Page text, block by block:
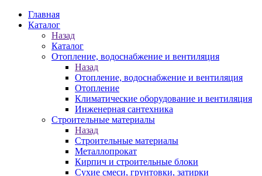
Главная
Каталог
Назад
Каталог
Отопление, водоснабжение и вентиляция
Назад
Отопление, водоснабжение и вентиляция
Отопление
Климатические оборудование и вентиляция
Инженерная сантехника
Строительные материалы
Назад
Строительные материалы
Металлопрокат
Кирпич и строительные блоки
Сухие смеси, грунтовки, затирки